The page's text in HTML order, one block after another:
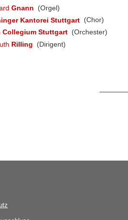
Gnann
(Orgel)
Kantorei Stuttgart (Chor)
Collegium Stuttgart (Orchester)
Rilling (Dirigent)